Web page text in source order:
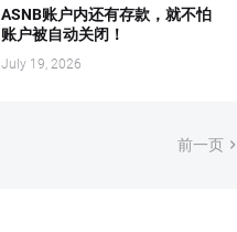
ASNB账户内还有存款，就不怕
账户被自动关闭！
July 19, 2026
前一页